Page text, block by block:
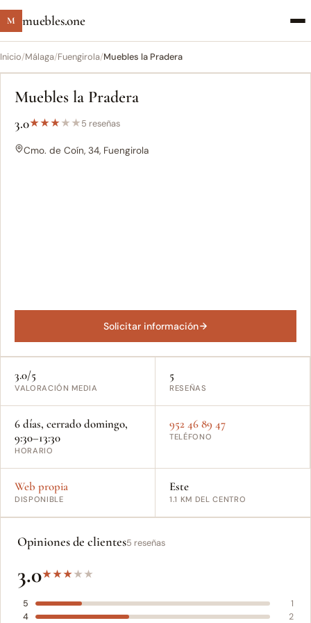
M muebles.one
Inicio/Málaga/Fuengirola/Muebles la Pradera
Muebles la Pradera
3.0★★★★ ★5 reseñas
Cmo. de Coín, 34, Fuengirola
Solicitar información
3.0/5
VALORACIÓN MEDIA
5
RESEÑAS
6 días, cerrado domingo,
9:30–13:30
HORARIO
952 46 89 47
TELÉFONO
Web propia
DISPONIBLE
Este
1.1 KM DEL CENTRO
Opiniones de clientes5 reseñas
3.0★★★★ ★
5
1
4
2